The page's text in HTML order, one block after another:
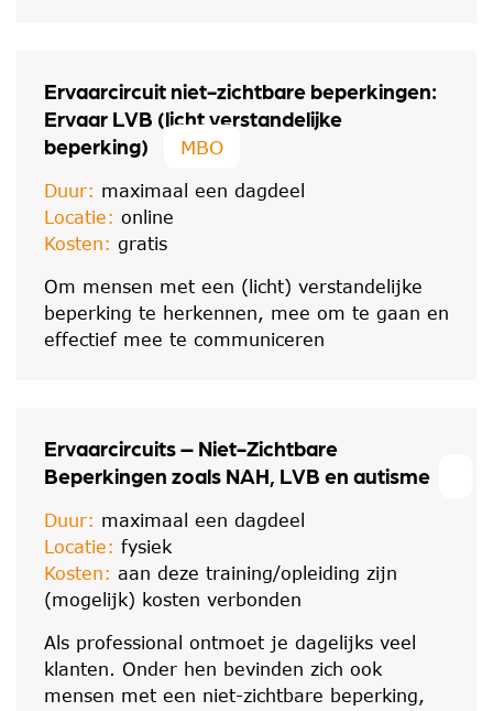
Ervaarcircuit niet-zichtbare beperkingen:
Ervaar LVB (licht verstandelijke
beperking)
MBO
Duur: maximaal een dagdeel
Locatie: online
Kosten: gratis
Om mensen met een (licht) verstandelijke
beperking te herkennen, mee om te gaan en
effectief mee te communiceren
Ervaarcircuits – Niet-Zichtbare
Beperkingen zoals NAH, LVB en autisme
Duur: maximaal een dagdeel
Locatie: fysiek
Kosten: aan deze training/opleiding zijn
(mogelijk) kosten verbonden
Als professional ontmoet je dagelijks veel
klanten. Onder hen bevinden zich ook
mensen met een niet-zichtbare beperking,